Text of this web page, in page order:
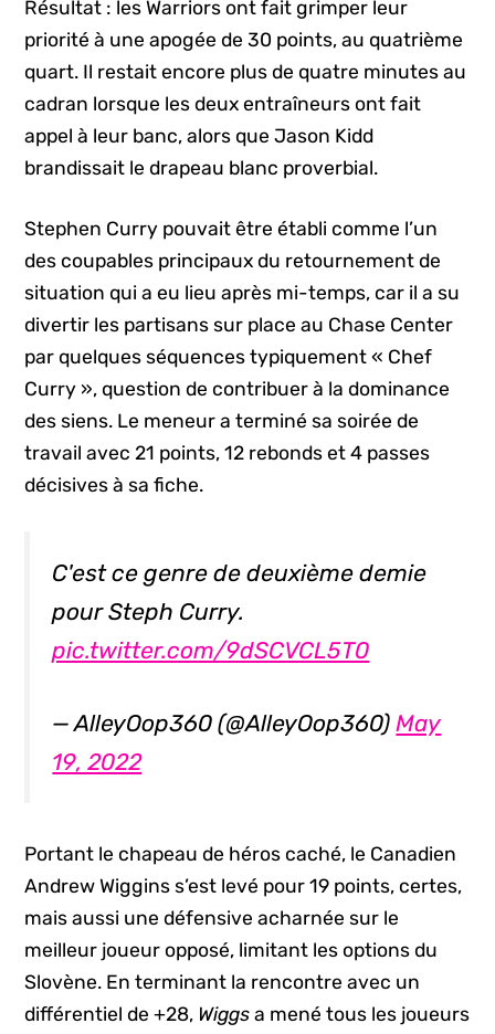
Résultat : les Warriors ont fait grimper leur
priorité à une apogée de 30 points, au quatrième
quart. Il restait encore plus de quatre minutes au
cadran lorsque les deux entraîneurs ont fait
appel à leur banc, alors que Jason Kidd
brandissait le drapeau blanc proverbial.
Stephen Curry pouvait être établi comme l’un
des coupables principaux du retournement de
situation qui a eu lieu après mi-temps, car il a su
divertir les partisans sur place au Chase Center
par quelques séquences typiquement « Chef
Curry », question de contribuer à la dominance
des siens. Le meneur a terminé sa soirée de
travail avec 21 points, 12 rebonds et 4 passes
décisives à sa fiche.
C'est ce genre de deuxième demie
pour Steph Curry.
pic.twitter.com/9dSCVCL5T0
— AlleyOop360 (@AlleyOop360)May
19, 2022
Portant le chapeau de héros caché, le Canadien
Andrew Wiggins s’est levé pour 19 points, certes,
mais aussi une défensive acharnée sur le
meilleur joueur opposé, limitant les options du
Slovène. En terminant la rencontre avec un
différentiel de +28, Wiggsa mené tous les joueurs